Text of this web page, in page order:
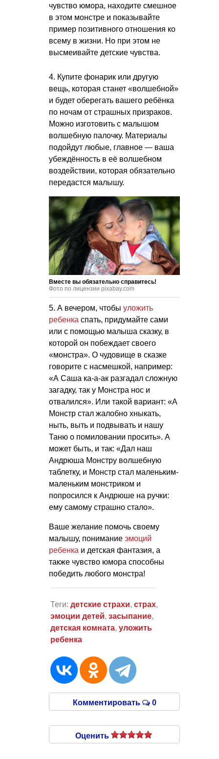
чувство юмора, находите смешное
в этом монстре и показывайте
пример позитивного отношения ко
всему в жизни. Но при этом не
высмеивайте детские чувства.
4. Купите фонарик или другую
вещь, которая станет «волшебной»
и будет оберегать вашего ребёнка
по ночам от страшных призраков.
Можно изготовить с малышом
волшебную палочку. Материалы
подойдут любые, главное — ваша
убеждённость в её волшебном
воздействии, которая обязательно
передастся малышу.
Вместе вы обязательно справитесь!
Фото по лицензии pixabay.com
5. А вечером, чтобы уложить
ребенка спать, придумайте сами
или с помощью малыша сказку, в
которой он побеждает своего
«монстра». О чудовище в сказке
говорите с насмешкой, например:
«А Саша ка-а-ак разгадал сложную
загадку, так у Монстра нос и
отвалился». Или такой вариант: «А
Монстр стал жалобно хныкать,
ныть, выть и подвывать и нашу
Таню о помиловании просить». А
может быть, и так: «Дал наш
Андрюша Монстру волшебную
таблетку, и Монстр стал маленьким-
маленьким монстриком и
попросился к Андрюше на ручки:
ему самому страшно стало».
Ваше желание помочь своему
малышу, понимание эмоций
ребенка и детская фантазия, а
также чувство юмора способны
победить любого монстра!
Теги: детские страхи, страх,
эмоции детей, засыпание,
детская комната, уложить
ребенка
Комментировать 0
Оценить